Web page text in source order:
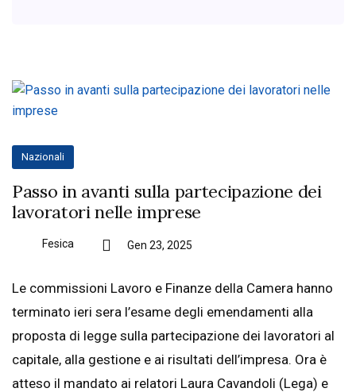
Nazionali
Passo in avanti sulla partecipazione dei
lavoratori nelle imprese
Fesica Gen 23, 2025
Le commissioni Lavoro e Finanze della Camera hanno
terminato ieri sera l’esame degli emendamenti alla
proposta di legge sulla partecipazione dei lavoratori al
capitale, alla gestione e ai risultati dell’impresa. Ora è
atteso il mandato ai relatori Laura Cavandoli (Lega) e